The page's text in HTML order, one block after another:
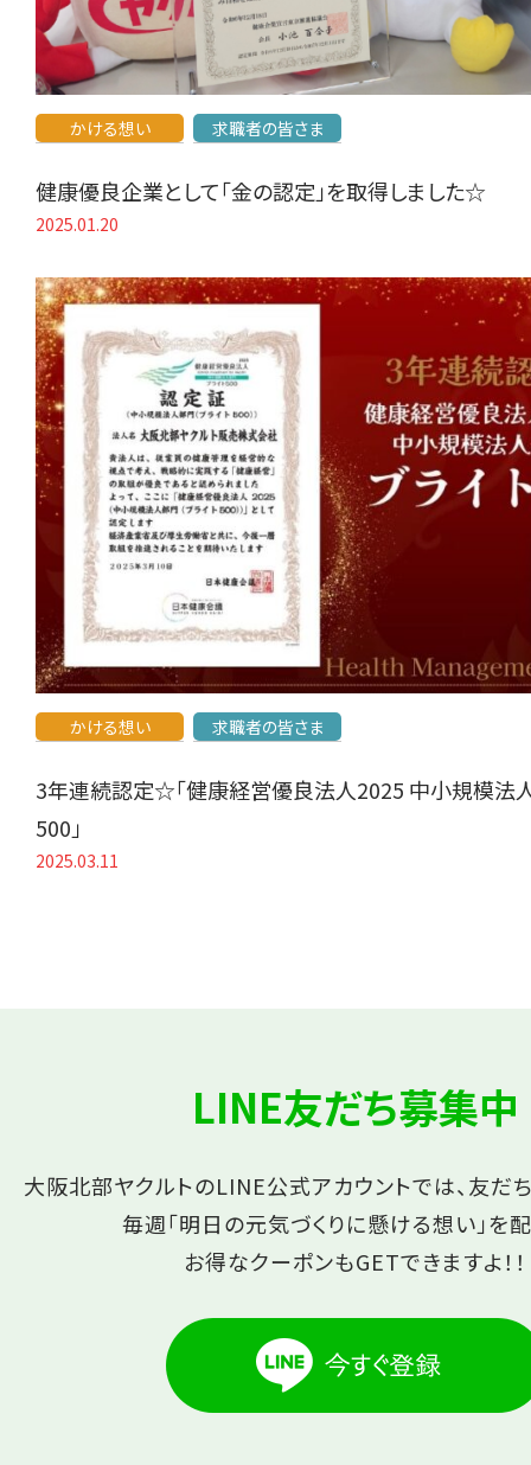
かける想い 求職者の皆さま
健康優良企業として「金の認定」を取得しました☆
2025.01.20
かける想い 求職者の皆さま
3年連続認定☆「健康経営優良法人2025 中小規模法
500」
2025.03.11
LINE友だち募集中
大阪北部ヤクルトのLINE公式アカウントでは、友だ
毎週「明日の元気づくりに懸ける想い」を
お得なクーポンもGETできますよ！！